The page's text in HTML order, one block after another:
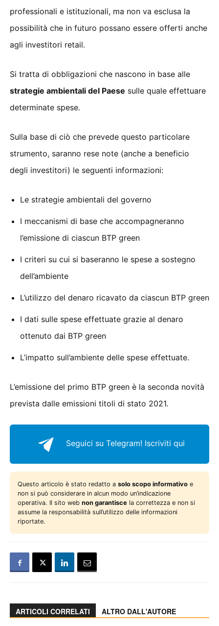
professionali e istituzionali, ma non va esclusa la
possibilità che in futuro possano essere offerti anche
agli investitori retail.
Si tratta di obbligazioni che nascono in base alle
strategie ambientali del Paese sulle quale effettuare
determinate spese.
Sulla base di ciò che prevede questo particolare
strumento, saranno rese note (anche a beneficio
degli investitori) le seguenti informazioni:
Le strategie ambientali del governo
I meccanismi di base che accompagneranno
l’emissione di ciascun BTP green
I criteri su cui si baseranno le spese a sostegno
dell’ambiente
L’utilizzo del denaro ricavato da ciascun BTP green
I dati sulle spese effettuate grazie al denaro
ottenuto dai BTP green
L’impatto sull’ambiente delle spese effettuate.
L’emissione del primo BTP green è la seconda novità
prevista dalle emissioni titoli di stato 2021.
Seguici su Telegram! Iscriviti qui
Questo articolo è stato redatto a solo scopo informativo e
non si può considerare in alcun modo un’indicazione
operativa. Il sito web non garantisce la correttezza e non si
assume la responsabilità sull’utilizzo delle informazioni
riportate.
ARTICOLI CORRELATI ALTRO DALL'AUTORE